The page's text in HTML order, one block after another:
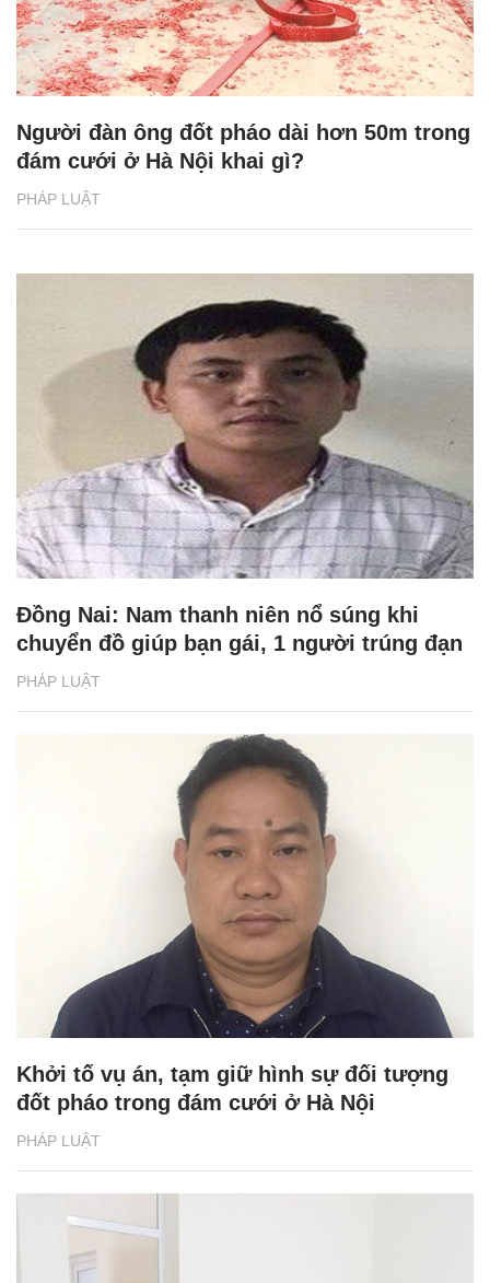
PHÁP LUẬT
Người đàn ông đốt pháo dài hơn 50m trong
đám cưới ở Hà Nội khai gì?
PHÁP LUẬT
Đồng Nai: Nam thanh niên nổ súng khi
chuyển đồ giúp bạn gái, 1 người trúng đạn
PHÁP LUẬT
Khởi tố vụ án, tạm giữ hình sự đối tượng
đốt pháo trong đám cưới ở Hà Nội